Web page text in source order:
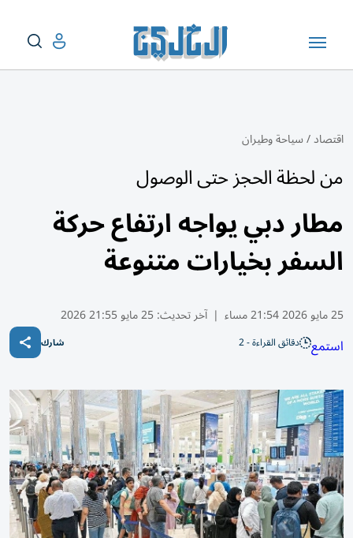
اقتصاد/سياحة وطيران
من لحظة الحجز حتى الوصول
مطار دبي يواجه ارتفاع حركة
السفر بخيارات متنوعة
25 مايو 2026 21:54 مساء | آخر تحديث:25 مايو 21:55 2026
استمع دقائق القراءة - 2 شارك